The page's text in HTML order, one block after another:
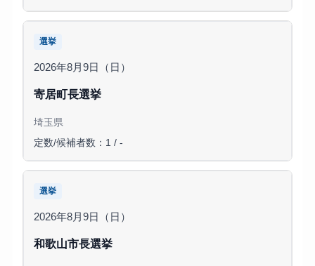
選挙
2026年8月9日（日）
寄居町長選挙
埼玉県
定数/候補者数：1 / -
選挙
2026年8月9日（日）
和歌山市長選挙